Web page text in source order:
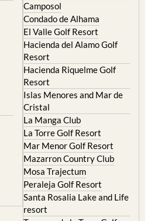
Camposol
Condado de Alhama
El Valle Golf Resort
Hacienda del Alamo Golf
Resort
Hacienda Riquelme Golf
Resort
Islas Menores and Mar de
Cristal
La Manga Club
La Torre Golf Resort
Mar Menor Golf Resort
Mazarron Country Club
Mosa Trajectum
Peraleja Golf Resort
Santa Rosalia Lake and Life
resort